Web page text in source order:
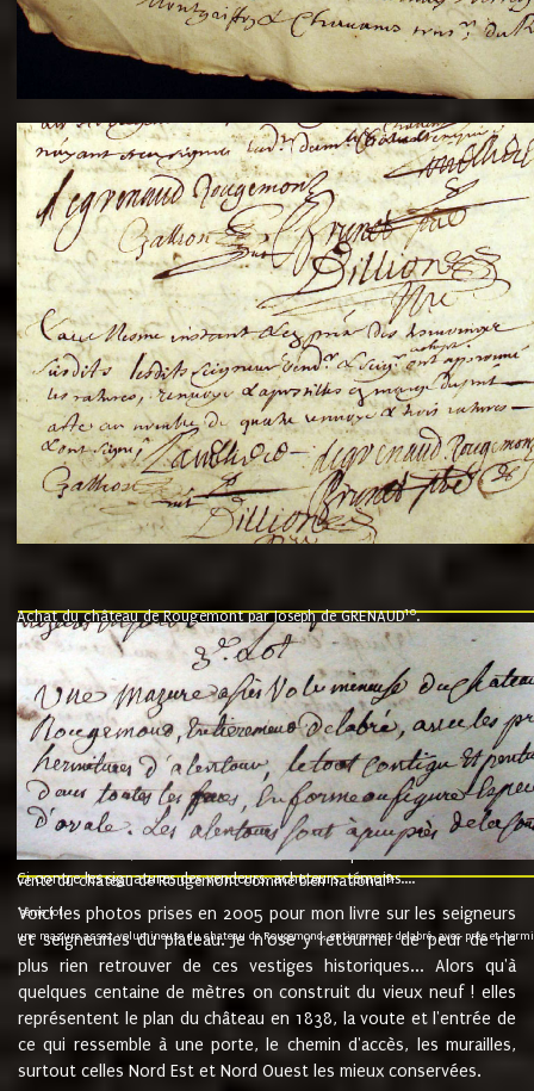
Achat du château de Rougemont par Joseph de GRENAUD10.
"l'an mil six cent soixante treze le ving neuvième jour du mois de
nommé fut présent Messire Claude Guillaume de Moyriat chevalier baron
vend, purement simplement et irrevocablement a monseigneur monsieur
et chavannes conseiller du roy au parlement de Bourgogne, present et
que le dit seigneur Baron de la Vellière a sur ses hommes, indivisables et
de la Velliere tout ainsi et comme le dit seigneur Baron et ses
présent......"
suivent les rentes, donation des terriers, etc... au prix de 880 livre louis
Ci contre les signatures des vendeurs, acheteurs, témoins....
vente du château de Rougemont comme bien national9.
"3ème lot
une mazure assez volumineuse du chateau de Rougemond, entierement delabré, avec près et
Voici les photos prises en 2005 pour mon livre sur les seigneurs
et seigneuries du plateau. Je n'ose y retourner de peur de ne
plus rien retrouver de ces vestiges historiques... Alors qu'à
quelques centaine de mètres on construit du vieux neuf ! elles
représentent le plan du château en 1838, la voute et l'entrée de
ce qui ressemble à une porte, le chemin d'accès, les murailles,
surtout celles Nord Est et Nord Ouest les mieux conservées.